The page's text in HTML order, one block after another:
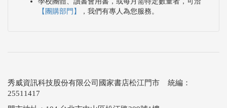
【團購部門】
，我們有專人為您服務。
秀威資訊科技股份有限公司國家書店松江門市 統編：
25511417